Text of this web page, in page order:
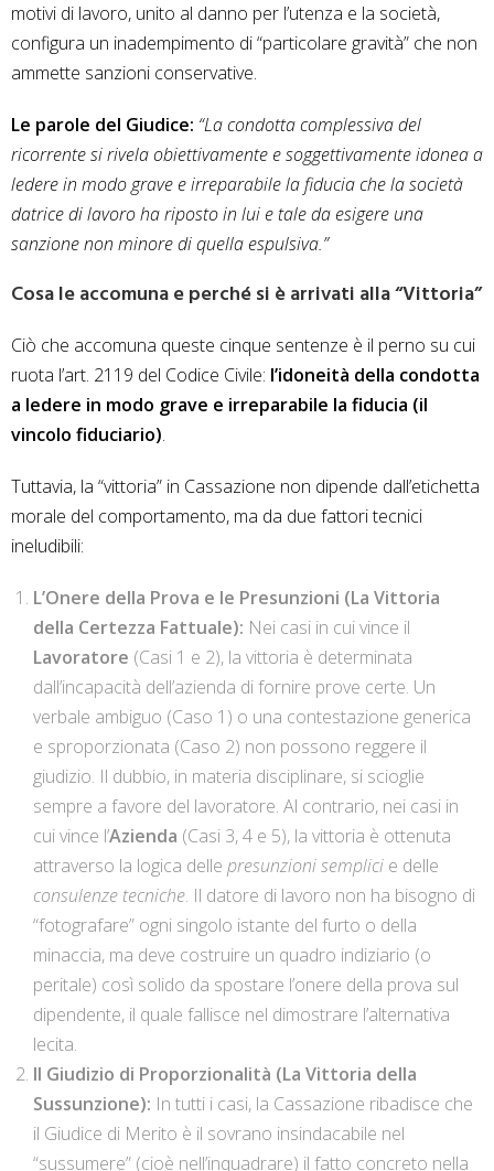
motivi di lavoro, unito al danno per l’utenza e la società,
configura un inadempimento di “particolare gravità” che non
ammette sanzioni conservative.
Le parole del Giudice: “La condotta complessiva del
ricorrente si rivela obiettivamente e soggettivamente idonea a
ledere in modo grave e irreparabile la fiducia che la società
datrice di lavoro ha riposto in lui e tale da esigere una
sanzione non minore di quella espulsiva.”
Cosa le accomuna e perché si è arrivati alla “Vittoria”
Ciò che accomuna queste cinque sentenze è il perno su cui
ruota l’art. 2119 del Codice Civile: l’idoneità della condotta
a ledere in modo grave e irreparabile la fiducia (il
vincolo fiduciario).
Tuttavia, la “vittoria” in Cassazione non dipende dall’etichetta
morale del comportamento, ma da due fattori tecnici
ineludibili:
L’Onere della Prova e le Presunzioni (La Vittoria
della Certezza Fattuale): Nei casi in cui vince il
Lavoratore (Casi 1 e 2), la vittoria è determinata
dall’incapacità dell’azienda di fornire prove certe. Un
verbale ambiguo (Caso 1) o una contestazione generica
e sproporzionata (Caso 2) non possono reggere il
giudizio. Il dubbio, in materia disciplinare, si scioglie
sempre a favore del lavoratore. Al contrario, nei casi in
cui vince l’Azienda (Casi 3, 4 e 5), la vittoria è ottenuta
attraverso la logica delle presunzioni semplici e delle
consulenze tecniche. Il datore di lavoro non ha bisogno di
“fotografare” ogni singolo istante del furto o della
minaccia, ma deve costruire un quadro indiziario (o
peritale) così solido da spostare l’onere della prova sul
dipendente, il quale fallisce nel dimostrare l’alternativa
lecita.
Il Giudizio di Proporzionalità (La Vittoria della
Sussunzione): In tutti i casi, la Cassazione ribadisce che
il Giudice di Merito è il sovrano insindacabile nel
“sussumere” (cioè nell’inquadrare) il fatto concreto nella